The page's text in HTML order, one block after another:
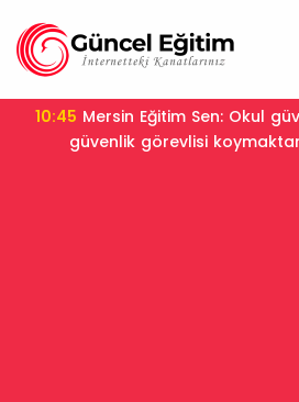
10:45
güvenlik görevlisi